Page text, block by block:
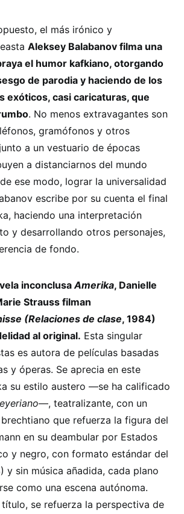
el más irónico y
Aleksey Balabanov filma una
el humor kafkiano, otorgando
de parodia y haciendo de los
exóticos, casi caricaturas, que
. No menos extravagantes son
gramófonos y otros
a un vestuario de épocas
a distanciarnos del mundo
ese modo, lograr la universalidad
escribe por su cuenta el final
haciendo una interpretación
y desarrollando otros personajes,
de fondo.
inconclusa Amerika, Danielle
Strauss filman
(Relaciones de clase, 1984)
al original. Esta singular
es autora de películas basadas
y óperas. Se aprecia en este
su estilo austero —se ha calificado
—, teatralizante, con un
que refuerza la figura del
en su deambular por Estados
y negro, con formato estándar del
y sin música añadida, cada plano
como una escena autónoma.
se refuerza la perspectiva de